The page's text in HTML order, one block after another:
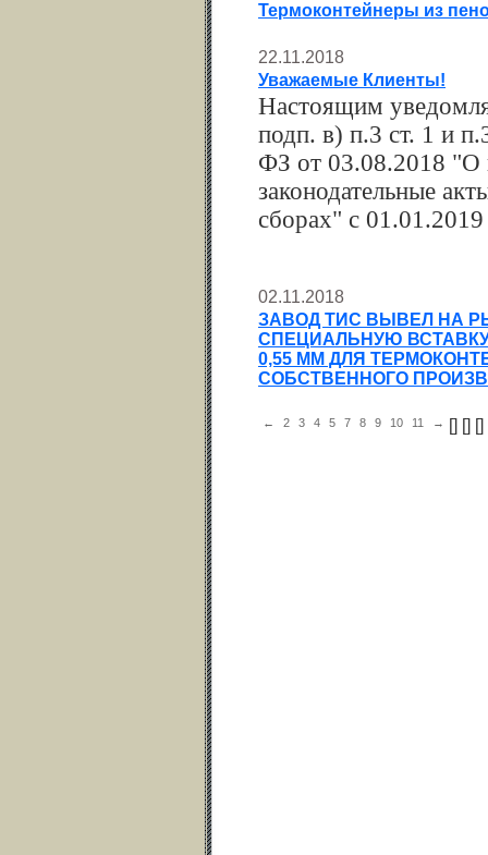
Термоконтейнеры из
22.11.2018
Уважаемые Клиенты!
Настоящим
подп. в) п.3 ст. 1 и
ФЗ от 03.08.2018 "О
законодательные
сборах" с
02.11.2018
ЗАВОД ТИС ВЫВЕЛ НА
СПЕЦИАЛЬНУЮ
0,55 ММ ДЛЯ
СОБСТВЕННОГО
← [
2 ] [
3 ] [
4 ]
5 7 8 9 10 11 →